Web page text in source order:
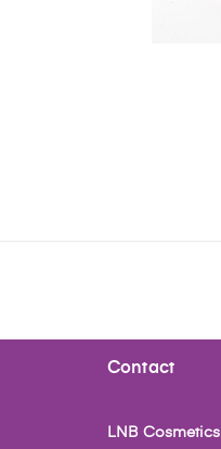
Contact
LNB Cosmetics